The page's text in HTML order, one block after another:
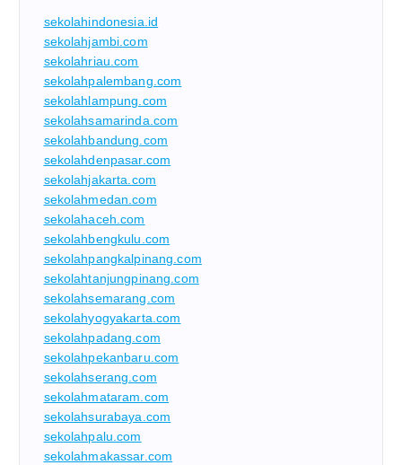
sekolahindonesia.id
sekolahjambi.com
sekolahriau.com
sekolahpalembang.com
sekolahlampung.com
sekolahsamarinda.com
sekolahbandung.com
sekolahdenpasar.com
sekolahjakarta.com
sekolahmedan.com
sekolahaceh.com
sekolahbengkulu.com
sekolahpangkalpinang.com
sekolahtanjungpinang.com
sekolahsemarang.com
sekolahyogyakarta.com
sekolahpadang.com
sekolahpekanbaru.com
sekolahserang.com
sekolahmataram.com
sekolahsurabaya.com
sekolahpalu.com
sekolahmakassar.com